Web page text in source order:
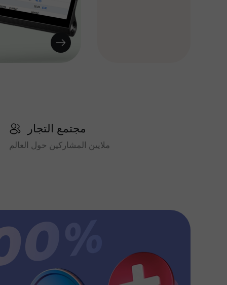
مجتمع التجار
ملايين المشاركين حول العالم